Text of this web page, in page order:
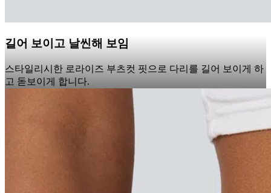
길어 보이고 날씬해 보임
스타일리시한 로라이즈 부츠컷 핏으로 다리를 길어 보이게 하
고 돋보이게 합니다.